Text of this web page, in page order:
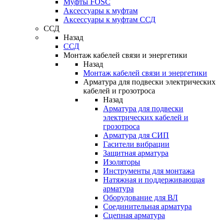
Муфты FOSC
Аксессуары к муфтам
Аксессуары к муфтам ССД
ССД
Назад
ССД
Монтаж кабелей связи и энергетики
Назад
Монтаж кабелей связи и энергетики
Арматура для подвески электрических
кабелей и грозотроса
Назад
Арматура для подвески
электрических кабелей и
грозотроса
Арматура для СИП
Гасители вибрации
Защитная арматура
Изоляторы
Инструменты для монтажа
Натяжная и поддерживающая
арматура
Оборудование для ВЛ
Соединительная арматура
Сцепная арматура